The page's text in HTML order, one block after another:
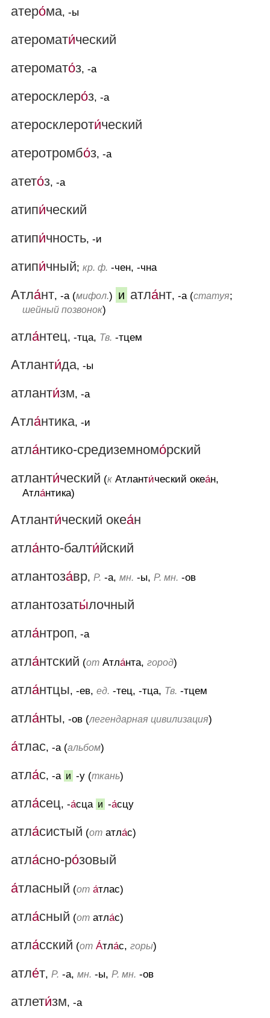
атеро́ма, -ы
атеромати́ческий
атеромато́з, -а
атеросклеро́з, -а
атеросклероти́ческий
атеротромбо́з, -а
атето́з, -а
атипи́ческий
атипи́чность, -и
атипи́чный; кр. ф. -чен, -чна
Атла́нт, -а (мифол.) и атла́нт, -а (статуя;
шейный позвонок)
атла́нтец, -тца, Тв. -тцем
Атланти́да, -ы
атланти́зм, -а
Атла́нтика, -и
атла́нтико-средиземномо́рский
атланти́ческий (к Атланти́ческий океа́н,
Атла́нтика)
Атланти́ческий океа́н
атла́нто-балти́йский
атлантоза́вр, Р. -а, мн. -ы, Р. мн. -ов
атлантозаты́лочный
атла́нтроп, -а
атла́нтский (от Атла́нта, город)
атла́нтцы, -ев, ед. -тец, -тца, Тв. -тцем
атла́нты, -ов (легендарная цивилизация)
а́тлас, -а (альбом)
атла́с, -а и -у (ткань)
атла́сец, -а́сца и -а́сцу
атла́систый (от атла́с)
атла́сно-ро́зовый
а́тласный (от а́тлас)
атла́сный (от атла́с)
атла́сский (от А́тла́с, горы)
атле́т, Р. -а, мн. -ы, Р. мн. -ов
атлети́зм, -а